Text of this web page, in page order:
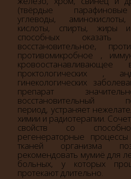
(твёрдые
углеводы,
кислоты, спирты, жиры
способных оказать
восстановительное,
противомикробное ,
кровоостанавливающее
проктологических ,
гинекологических
препарат
восстановительный
период, устраняет
химии и радиотерапии.
свойств со
регенераторные
тканей организма
рекомендовать мумиё для
больных, у которых
протекают длительно.